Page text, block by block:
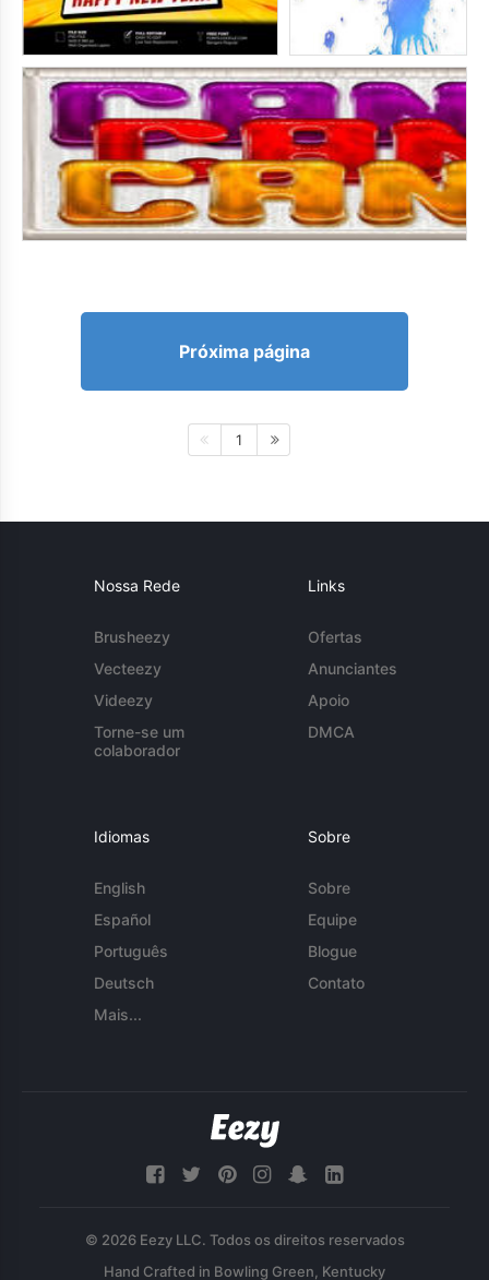
Próxima página
1
Nossa Rede
Brusheezy
Vecteezy
Videezy
Torne-se um
colaborador
Links
Ofertas
Anunciantes
Apoio
DMCA
Idiomas
English
Español
Português
Deutsch
Mais...
Sobre
Sobre
Equipe
Blogue
Contato
© 2026 Eezy LLC. Todos os direitos reservados